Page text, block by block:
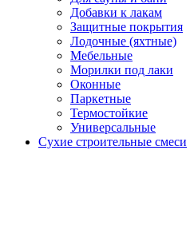
Добавки к лакам
Защитные покрытия
Лодочные (яхтные)
Мебельные
Морилки под лаки
Оконные
Паркетные
Термостойкие
Универсальные
Сухие строительные смеси